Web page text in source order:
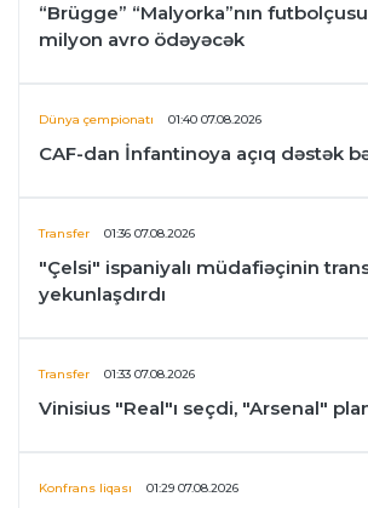
“Brügge” “Malyorka”nın
milyon avro ödəyəcək
Dünya çempionatı 01:40 07.08.2026
CAF-dan İnfantinoya açıq dəstək
Transfer 01:36 07.08.2026
"Çelsi" ispaniyalı müdafiəçinin
yekunlaşdırdı
Transfer 01:33 07.08.2026
Vinisius "Real"ı seçdi, "Arsenal"
Konfrans liqası 01:29 07.08.2026